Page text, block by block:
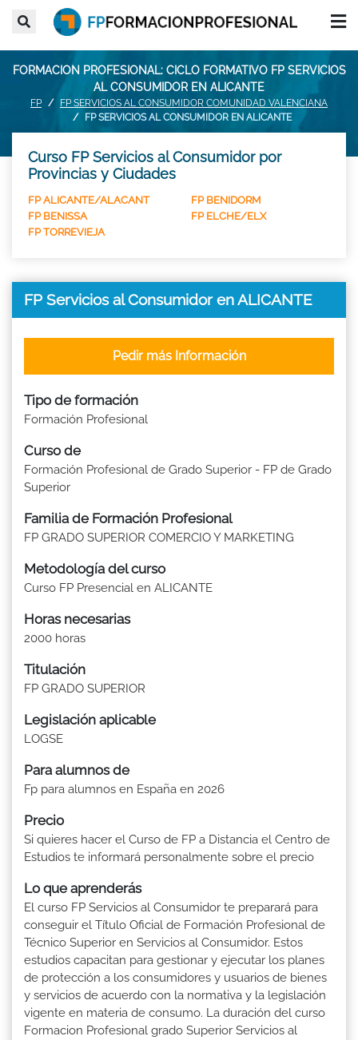
FORMACION PROFESIONAL: CICLO FORMATIVO FP SERVICIOS
AL CONSUMIDOR EN ALICANTE
FP
FP SERVICIOS AL CONSUMIDOR COMUNIDAD VALENCIANA
FP SERVICIOS AL CONSUMIDOR EN ALICANTE
Curso FP Servicios al Consumidor por
Provincias y Ciudades
FP ALICANTE/ALACANT
FP BENIDORM
FP BENISSA
FP ELCHE/ELX
FP TORREVIEJA
FP Servicios al Consumidor en ALICANTE
Tipo de formación
Formación Profesional
Curso de
Formación Profesional de Grado Superior - FP de Grado
Superior
Familia de Formación Profesional
FP GRADO SUPERIOR COMERCIO Y MARKETING
Metodología del curso
Curso FP Presencial en ALICANTE
Horas necesarias
2000 horas
Titulación
FP GRADO SUPERIOR
Legislación aplicable
LOGSE
Para alumnos de
Fp para alumnos en España en 2026
Precio
Si quieres hacer el Curso de FP a Distancia el Centro de
Estudios te informará personalmente sobre el precio
Pedir más Información
Lo que aprenderás
El curso FP Servicios al Consumidor te preparará para
conseguir el Título Oficial de Formación Profesional de
Técnico Superior en Servicios al Consumidor. Estos
estudios capacitan para gestionar y ejecutar los planes
de protección a los consumidores y usuarios de bienes
y servicios de acuerdo con la normativa y la legislación
vigente en materia de consumo. La duración del curso
Formacion Profesional grado Superior Servicios al